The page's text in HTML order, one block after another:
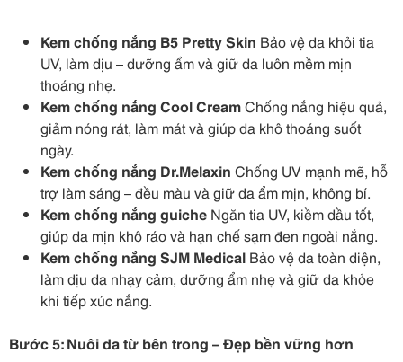
Kem chống nắng B5 Pretty Skin Bảo vệ da khỏi tia
UV, làm dịu – dưỡng ẩm và giữ da luôn mềm mịn
thoáng nhẹ.
Kem chống nắng Cool CreamChống nắng hiệu quả,
giảm nóng rát, làm mát và giúp da khô thoáng suốt
ngày.
Kem chống nắng Dr.Melaxin Chống UV mạnh mẽ, hỗ
trợ làm sáng – đều màu và giữ da ẩm mịn, không bí.
Kem chống nắng guiche Ngăn tia UV, kiềm dầu tốt,
giúp da mịn khô ráo và hạn chế sạm đen ngoài nắng.
Kem chống nắng SJM Medical Bảo vệ da toàn diện,
làm dịu da nhạy cảm, dưỡng ẩm nhẹ và giữ da khỏe
khi tiếp xúc nắng.
Bước 5: Nuôi da từ bên trong – Đẹp bền vững hơn